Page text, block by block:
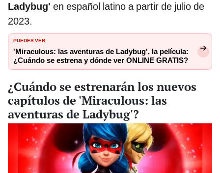
Ladybug' en español latino a partir de julio de
2023.
PUEDES VER:
'Miraculous: las aventuras de Ladybug', la película:
¿Cuándo se estrena y dónde ver ONLINE GRATIS?
¿Cuándo se estrenarán los nuevos
capítulos de 'Miraculous: las
aventuras de Ladybug'?